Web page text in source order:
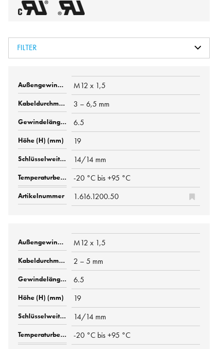
FILTER
M12 x 1,5
3 – 6,5 mm
6.5
19
14/14 mm
-20 °C bis +95 °C
1.616.1200.50
M12 x 1,5
2 – 5 mm
6.5
19
14/14 mm
-20 °C bis +95 °C